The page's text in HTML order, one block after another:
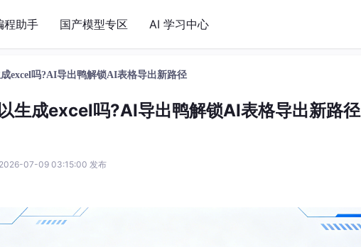
程助手 国产模型专区 AI 学习中心
excel吗?AI导出鸭解锁AI表格导出新路径
生成excel吗?AI导出鸭解锁AI表格导出新路径
2026-07-09 03:15:00 发布